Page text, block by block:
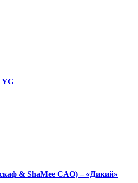
YG
& ShaMee CAO) – «Дикий»